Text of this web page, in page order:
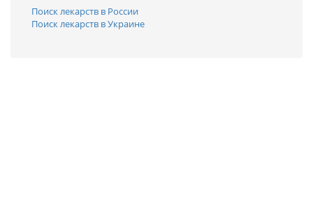
Поиск лекарств в России
Поиск лекарств в Украине